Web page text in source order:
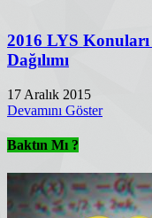
2016 LYS Konuları
Dağılımı
17 Aralık 2015
Devamını Göster
Baktın Mı ?